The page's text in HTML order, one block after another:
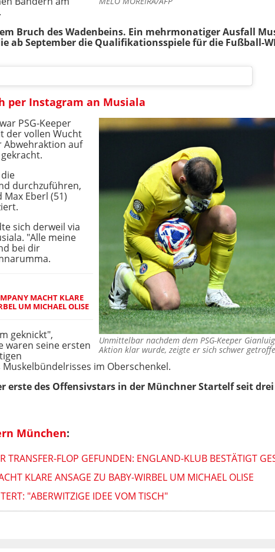
Bruch des Wadenbeins. Ein mehrmonatiger Ausfall
ab September die Qualifikationsspiele für die Fußball-
per Instagram an Musiala
Unmittelbar nachdem dem PSG-Keeper
Aktion klar wurde, zeigte er sich schwer
PSG-Keeper
der vollen Wucht
Abwehraktion auf
durchzuführen,
Eberl (51)
sich derweil via
"Alle meine
bei dir
MACHT KLARE
UM MICHAEL OLISE
geknickt",
waren seine ersten
im Oberschenkel.
erste des Offensivstars in der Münchner Startelf seit
München:
TRANSFER-FLOP GEFUNDEN: ENGLAND-KLUB BESTÄTIGT
KLARE ANSAGE ZU BABY-WIRBEL UM MICHAEL OLISE
"ABERWITZIGE IDEE VOM TISCH"